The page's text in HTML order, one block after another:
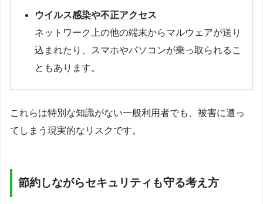
ウイルス感染や不正アクセス
ネットワーク上の他の端末からマルウェアが送り
込まれたり、スマホやパソコンが乗っ取られるこ
ともあります。
これらは特別な知識がない一般利用者でも、被害に遭っ
てしまう現実的なリスクです。
節約しながらセキュリティも守る考え方